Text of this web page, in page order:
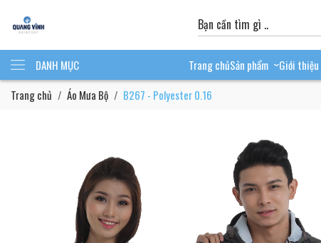
DANH MỤC Trang chủSản phẩm ›Giới thiệu
Trang chủ
Áo Mưa Bộ B267 - Polyester 0.16